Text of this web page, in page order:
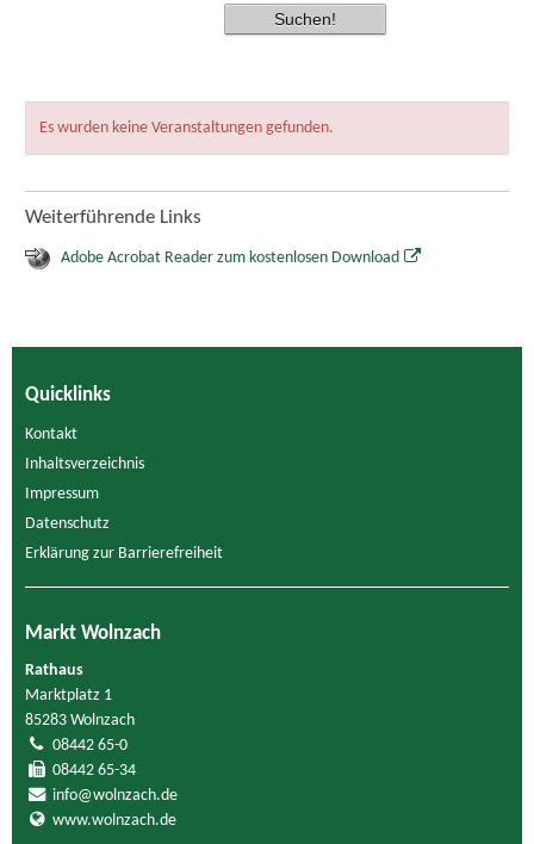
Es wurden keine Veranstaltungen gefunden.
Weiterführende Links
Adobe Acrobat Reader zum kostenlosen Download
Quicklinks
Kontakt
Inhaltsverzeichnis
Impressum
Datenschutz
Erklärung zur Barrierefreiheit
Markt Wolnzach
Rathaus
Marktplatz 1
85283 Wolnzach
08442 65-0
08442 65-34
info@wolnzach.de
www.wolnzach.de